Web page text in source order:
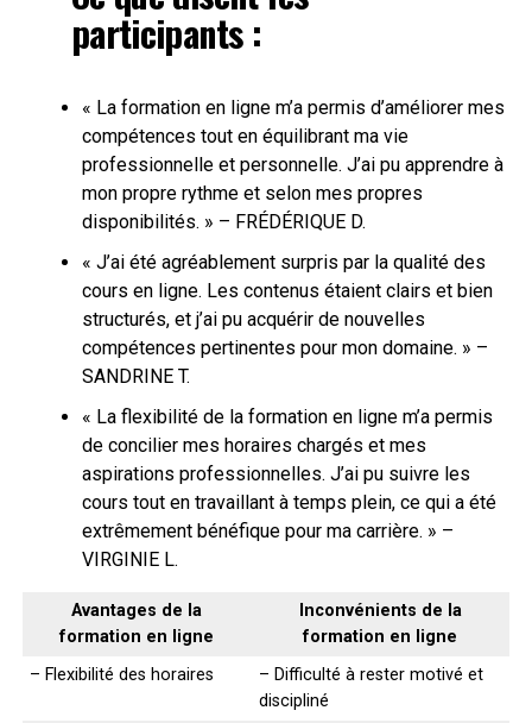
participants :
« La formation en ligne m’a permis d’améliorer mes
compétences tout en équilibrant ma vie
professionnelle et personnelle. J’ai pu apprendre à
mon propre rythme et selon mes propres
disponibilités. » – FRÉDÉRIQUE D.
« J’ai été agréablement surpris par la qualité des
cours en ligne. Les contenus étaient clairs et bien
structurés, et j’ai pu acquérir de nouvelles
compétences pertinentes pour mon domaine. » –
SANDRINE T.
« La flexibilité de la formation en ligne m’a permis
de concilier mes horaires chargés et mes
aspirations professionnelles. J’ai pu suivre les
cours tout en travaillant à temps plein, ce qui a été
extrêmement bénéfique pour ma carrière. » –
VIRGINIE L.
Avantages de la
formation en ligne
Inconvénients de la
formation en ligne
– Flexibilité des horaires
– Difficulté à rester motivé et
discipliné